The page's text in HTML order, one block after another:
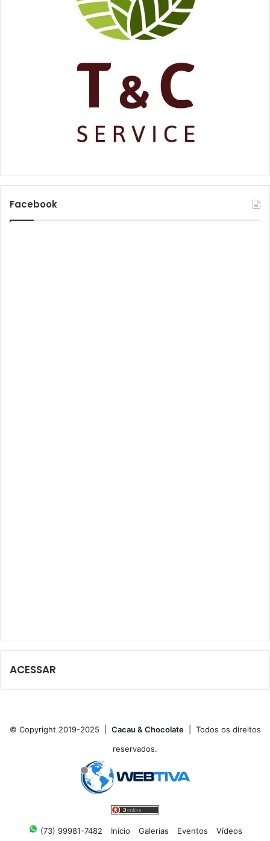
Facebook
ACESSAR
© Copyright 2019-2025 | Cacau & Chocolate| Todos os direitos
reservados.
(73) 99981-7482 Início Galerias Eventos Vídeos